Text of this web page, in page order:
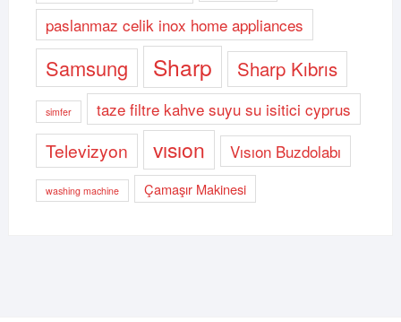
paslanmaz celik inox home appliances
Samsung Sharp Sharp Kıbrıs
simfer taze filtre kahve suyu su isitici cyprus
Televizyon vısıon Vısıon Buzdolabı
washing machine Çamaşır Makinesi